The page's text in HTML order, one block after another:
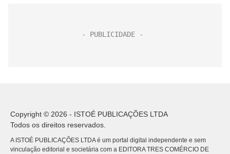
Copyright © 2026 - ISTOÉ PUBLICAÇÕES LTDA
Todos os direitos reservados.
A ISTOÉ PUBLICAÇÕES LTDA é um portal digital independente e sem
vinculação editorial e societária com a EDITORA TRES COMÉRCIO DE